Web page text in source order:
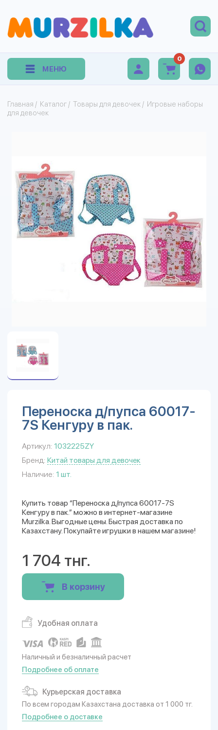
МЕНЮ
0
Главная / Каталог / Товары для девочек / Игровые наборы
для девочек
Переноска д/пупса 60017-
7S Кенгуру в пак.
Артикул: 1032225ZY
Бренд: Китай товары для девочек
Наличие: 1 шт.
Купить товар “Переноска д/пупса 60017-7S
Кенгуру в пак.” можно в интернет-магазине
Murzilka. Выгодные цены. Быстрая доставка по
Казахстану. Покупайте игрушки в нашем магазине!
1 704 тнг.
В корзину
Удобная оплата
Наличный и безналичный расчет
Подробнее об оплате
Курьерская доставка
По всем городам Казахстана доставка от 1 000 тг.
Подробнее о доставке